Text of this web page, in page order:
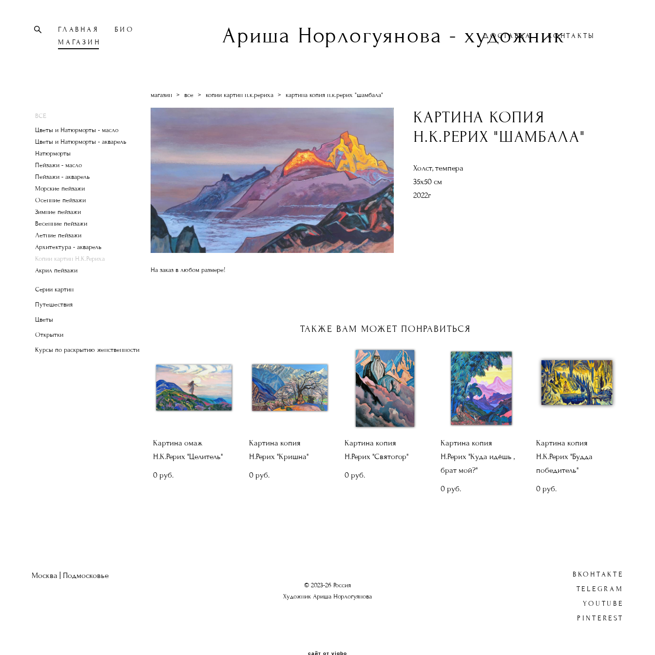
ГЛАВНАЯ
БИО
МАГАЗИН
Ариша Норлогуянова - художник
ДОСТАВКА КОНТАКТЫ
ВСЕ
Цветы и Натюрморты - масло
Цветы и Натюрморты - акварель
Натюрморты
Пейзажи - масло
Пейзажи - акварель
Морские пейзажи
Осенние пейзажи
Зимние пейзажи
Весенние пейзажи
Летние пейзажи
Архитектура - акварель
Копии картин Н.К.Рериха
Акрил пейзажи
Серии картин
Путешествия
Цветы
Открытки
Курсы по раскрытию женственности
магазин > все > копии картин н.к.рериха > картина копия н.к.рерих "шамбала"
КАРТИНА КОПИЯ
Н.К.РЕРИХ "ШАМБАЛА"
Холст, темпера
35х50 см
2022г
На заказ в любом размере!
ТАКЖЕ ВАМ МОЖЕТ ПОНРАВИТЬСЯ
Картина омаж
Н.К.Рерих "Целитель"
0 pуб.
Картина копия
Н.Рерих "Кришна"
0 pуб.
Картина копия
Н.Рерих "Святогор"
0 pуб.
Картина копия
Н.Рерих "Куда идёшь ,
брат мой?"
0 pуб.
Картина копия
Н.К.Рерих "Будда
победитель"
0 pуб.
Москва | Подмосковье
© 2023-26 Россия
Художник Ариша Норлогуянова
ВКОНТАКТЕ
TELEGRAM
YOUTUBE
PINTEREST
сайт от vigbo